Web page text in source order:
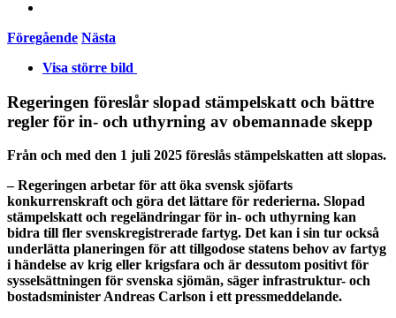
Föregående Nästa
Visa större bild
Regeringen föreslår slopad stämpelskatt och bättre
regler för in- och uthyrning av obemannade skepp
Från och med den 1 juli 2025 föreslås stämpelskatten att slopas.
– Regeringen arbetar för att öka svensk sjöfarts
konkurrenskraft och göra det lättare för rederierna. Slopad
stämpelskatt och regeländringar för in- och uthyrning kan
bidra till fler svenskregistrerade fartyg. Det kan i sin tur också
underlätta planeringen för att tillgodose statens behov av fartyg
i händelse av krig eller krigsfara och är dessutom positivt för
sysselsättningen för svenska sjömän, säger infrastruktur- och
bostadsminister Andreas Carlson i ett pressmeddelande.